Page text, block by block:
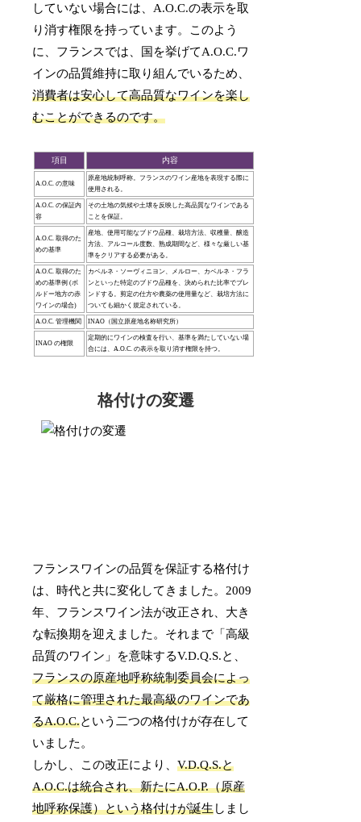
していない場合には、A.O.C.の表示を取
り消す権限を持っています。このよう
に、フランスでは、国を挙げてA.O.C.ワ
インの品質維持に取り組んでいるため、
消費者は安心して高品質なワインを楽し
むことができるのです。
項目 内容
A.O.C. の意味
原産地統制呼称。フランスのワイン産地を表現する際に
使用される。
A.O.C. の保証内
容
その土地の気候や土壌を反映した高品質なワインである
ことを保証。
A.O.C. 取得のた
めの基準
産地、使用可能なブドウ品種、栽培方法、収穫量、醸造
方法、アルコール度数、熟成期間など、様々な厳しい基
準をクリアする必要がある。
A.O.C. 取得のた
めの基準例 (ボ
ルドー地方の赤
ワインの場合)
カベルネ・ソーヴィニヨン、メルロー、カベルネ・フラ
ンといった特定のブドウ品種を、決められた比率でブレ
ンドする。剪定の仕方や農薬の使用量など、栽培方法に
ついても細かく規定されている。
A.O.C. 管理機関 INAO（国立原産地名称研究所）
INAO の権限
定期的にワインの検査を行い、基準を満たしていない場
合には、A.O.C. の表示を取り消す権限を持つ。
格付けの変遷
フランスワインの品質を保証する格付け
は、時代と共に変化してきました。2009
年、フランスワイン法が改正され、大き
な転換期を迎えました。それまで「高級
品質のワイン」を意味するV.D.Q.S.と、
フランスの原産地呼称統制委員会によっ
て厳格に管理された最高級のワインであ
るA.O.C.という二つの格付けが存在して
いました。
しかし、この改正により、V.D.Q.S.と
A.O.C.は統合され、新たにA.O.P.（原産
地呼称保護）という格付けが誕生しまし